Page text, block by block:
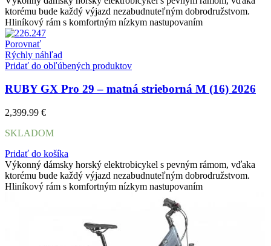
ktorému bude každý výjazd nezabudnuteľným dobrodružstvom.
Hliníkový rám s komfortným nízkym nastupovaním
Porovnať
Rýchly náhľad
Pridať do obľúbených produktov
RUBY GX Pro 29 – matná strieborná M (16) 2026
2,399.99 €
SKLADOM
Pridať do košíka
Výkonný dámsky horský elektrobicykel s pevným rámom, vďaka
ktorému bude každý výjazd nezabudnuteľným dobrodružstvom.
Hliníkový rám s komfortným nízkym nastupovaním